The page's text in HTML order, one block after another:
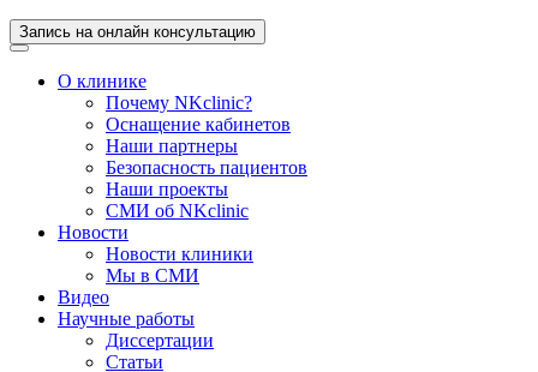
Запись на онлайн консультацию
О клинике
Почему NKclinic?
Оснащение кабинетов
Наши партнеры
Безопасность пациентов
Наши проекты
СМИ об NKclinic
Новости
Новости клиники
Мы в СМИ
Видео
Научные работы
Диссертации
Статьи